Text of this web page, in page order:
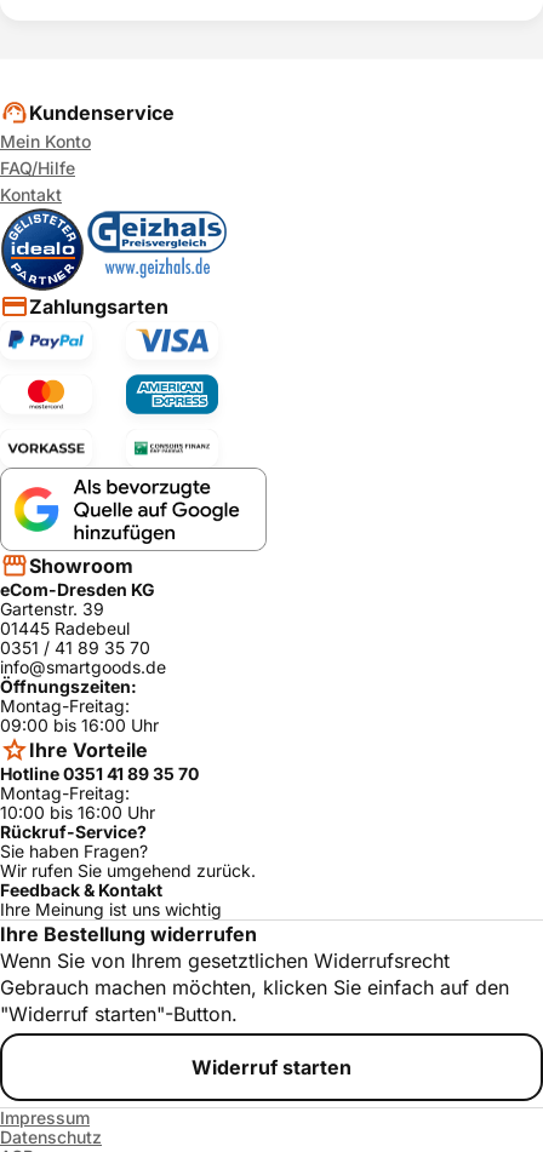
Kundenservice
Mein Konto
FAQ/Hilfe
Kontakt
Zahlungsarten
Showroom
eCom-Dresden KG
Gartenstr. 39
01445 Radebeul
0351 / 41 89 35 70
info@smartgoods.de
Öffnungszeiten:
Montag-Freitag:
09:00 bis 16:00 Uhr
Ihre Vorteile
Hotline 0351 41 89 35 70
Montag-Freitag:
10:00 bis 16:00 Uhr
Rückruf-Service?
Sie haben Fragen?
Wir rufen Sie umgehend zurück.
Feedback & Kontakt
Ihre Meinung ist uns wichtig
Ihre Bestellung widerrufen
Wenn Sie von Ihrem gesetztlichen Widerrufsrecht
Gebrauch machen möchten, klicken Sie einfach auf den
"Widerruf starten"-Button.
Widerruf starten
Impressum
Datenschutz